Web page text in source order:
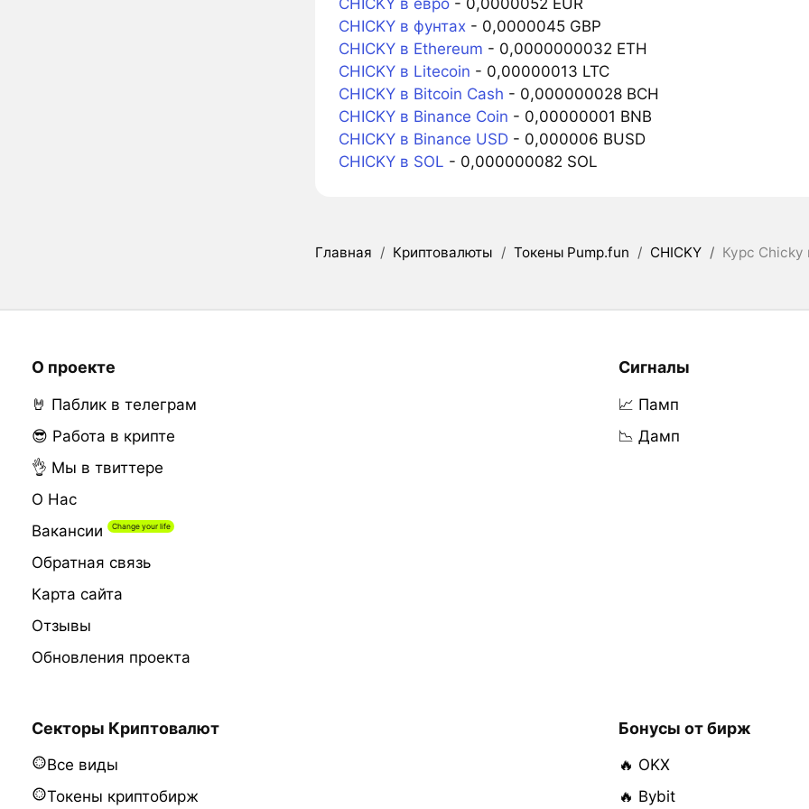
CHICKY в евро- 0,0000052 EUR
CHICKY в фунтах- 0,0000045 GBP
CHICKY в Ethereum - 0,0000000032 ETH
CHICKY в Litecoin - 0,00000013 LTC
CHICKY в Bitcoin Cash - 0,000000028 BCH
CHICKY в Binance Coin - 0,00000001 BNB
CHICKY в Binance USD- 0,000006 BUSD
CHICKY в SOL - 0,000000082 SOL
Главная / Криптовалюты / Токены Pump.fun / CHICKY / Курс Chicky
О проекте
🤘 Паблик в телеграм
😎 Работа в крипте
👌 Мы в твиттере
О Нас
Вакансии
Обратная связь
Карта сайта
Отзывы
Обновления проекта
Сигналы
📈 Памп
📉 Дамп
Секторы Криптовалют
Все виды
Токены криптобирж
Бонусы от бирж
🔥 OKX
🔥 Bybit